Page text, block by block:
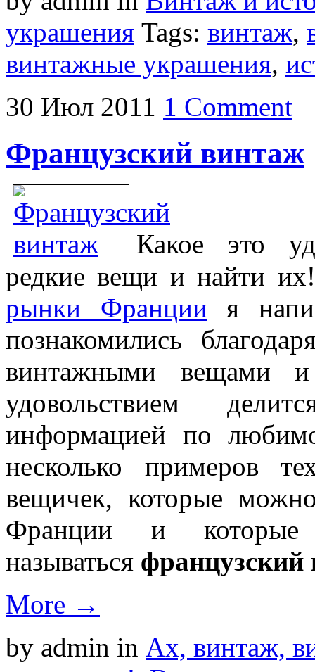
украшения Tags: винтаж,
винтажные украшения,
30 Июл 2011 1 Comment
Французский винтаж
Какое это
редкие вещи и найти
рынки Франции я
познакомились
винтажными вещами
удовольствием
информацией по
несколько примеров
вещичек, которые
Франции и
называться французский
More →
by admin in Ах, винтаж,